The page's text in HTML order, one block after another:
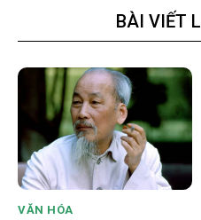
BÀI VIẾT
VĂN HÓA